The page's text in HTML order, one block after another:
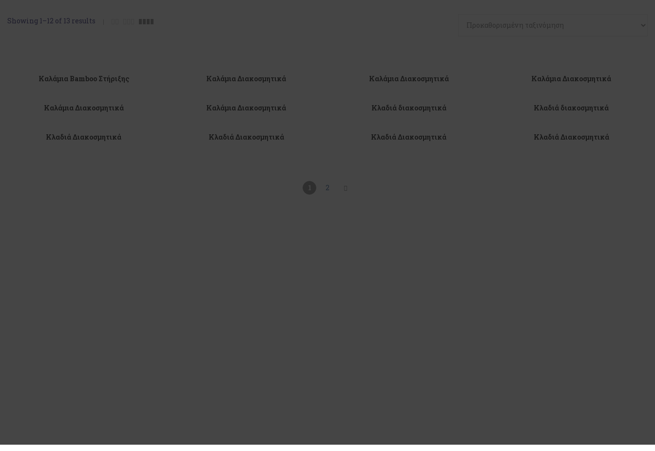
Showing 1–12 of 13 results
Καλάμια Bamboo Στήριξης Καλάμια Διακοσμητικά Καλάμια Διακοσμητικά Καλάμια Διακοσμητικά
Καλάμια Διακοσμητικά Καλάμια Διακοσμητικά Κλαδιά διακοσμητικά Κλαδιά διακοσμητικά
Κλαδιά Διακοσμητικά Κλαδιά Διακοσμητικά Κλαδιά Διακοσμητικά Κλαδιά Διακοσμητικά
2